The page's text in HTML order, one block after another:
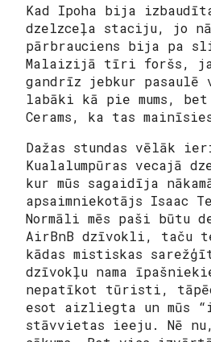
Kad Ipoha bija
dzelzceļa staciju, jo
pārbrauciens bija pa
Malaizijā tīri foršs, ja
gandrīz jebkur
labāki kā pie mums,
Cerams, ka tas
Dažas stundas vēlāk
Kualalumpūras vecajā
kur mūs sagaidīja
apsaimniekotājs Isaac
Normāli mēs paši būtu
AirBnB dzīvokli, taču
kādas mistiskas
dzīvokļu nama
nepatīkot tūristi,
esot aizliegta un mūs
stāvvietas ieeju. Nē